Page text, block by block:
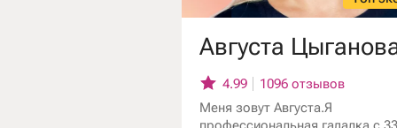
Августа
4.99
1096 отзывов
Меня зовут Августа.Я